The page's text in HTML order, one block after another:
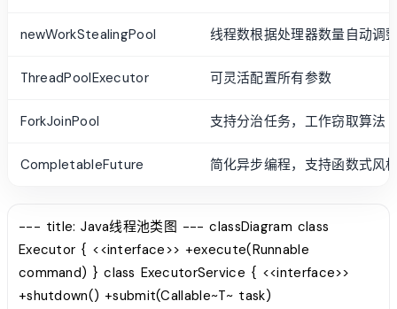
newWorkStealingPool 线程数根据处理器数量自动调
ThreadPoolExecutor 可灵活配置所有参数
ForkJoinPool 支持分治任务，工作窃取算法
CompletableFuture 简化异步编程，支持函数式风
--- title: Java线程池类图 --- classDiagram class
Executor { <<interface>> +execute(Runnable
command) } class ExecutorService { <<interface>>
+shutdown() +submit(Callable~T~ task)